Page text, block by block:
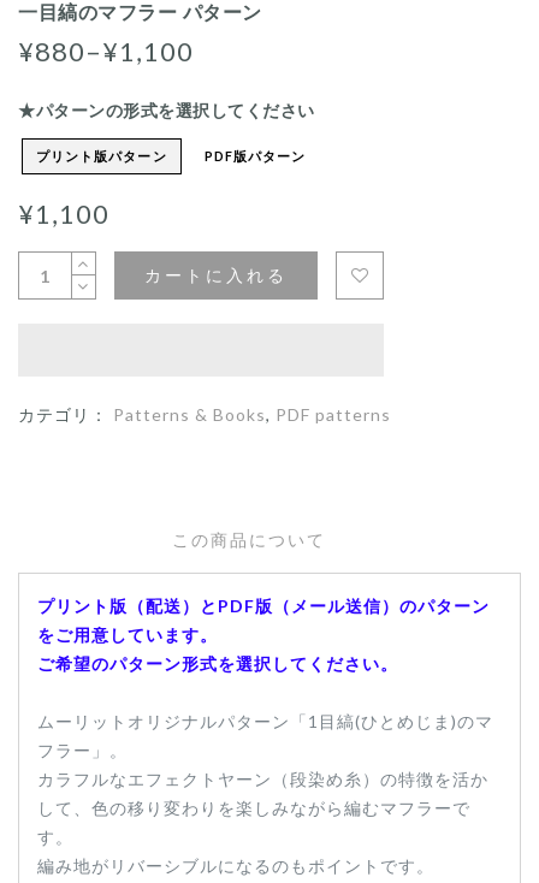
一目縞のマフラー パターン
¥880–¥1,100
★パターンの形式を選択してください
プリント版パターン PDF版パターン
¥1,100
カートに入れる
カテゴリ： Patterns & Books, PDF patterns
この商品について
プリント版（配送）とPDF版（メール送信）のパターン
をご用意しています。
ご希望のパターン形式を選択してください。
ムーリットオリジナルパターン「1目縞(ひとめじま)のマ
フラー」。
カラフルなエフェクトヤーン（段染め糸）の特徴を活か
して、色の移り変わりを楽しみながら編むマフラーで
す。
編み地がリバーシブルになるのもポイントです。